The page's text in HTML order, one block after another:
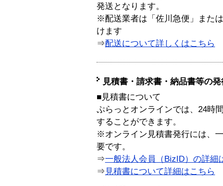
発送となります。
※配送業者は「佐川急便」また
けます
⇒配送について詳しくはこちら
見積書・請求書・納品書等の
■見積書について
ぷらっとオンラインでは、24時
することができます。
※オンライン見積書発行には、
要です。
⇒一般法人会員（BizID）の詳細
⇒ 見積書について詳細はこちら